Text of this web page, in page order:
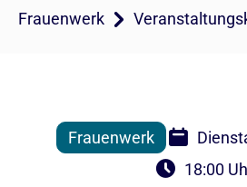
Frauenwerk
Frauenwerk
18:00